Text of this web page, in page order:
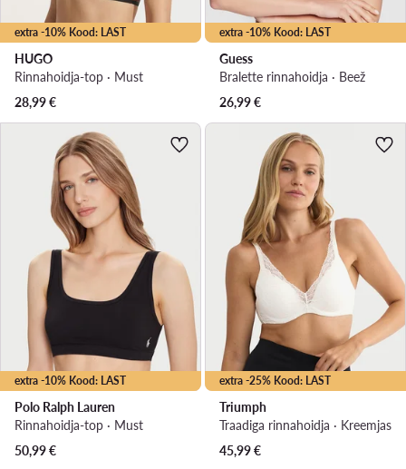
extra -10% Kood: LAST
HUGO
Rinnahoidja-top · Must
28,99€
extra -10% Kood: LAST
Guess
Bralette rinnahoidja · Beež
26,99€
extra -10% Kood: LAST
Polo Ralph Lauren
Rinnahoidja-top · Must
50,99€
extra -25% Kood: LAST
Triumph
Traadiga rinnahoidja · Kreemjas
45,99€